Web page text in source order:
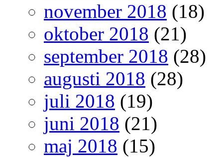
november 2018 (18)
oktober 2018 (21)
september 2018 (28)
augusti 2018 (28)
juli 2018 (19)
juni 2018 (21)
maj 2018 (15)